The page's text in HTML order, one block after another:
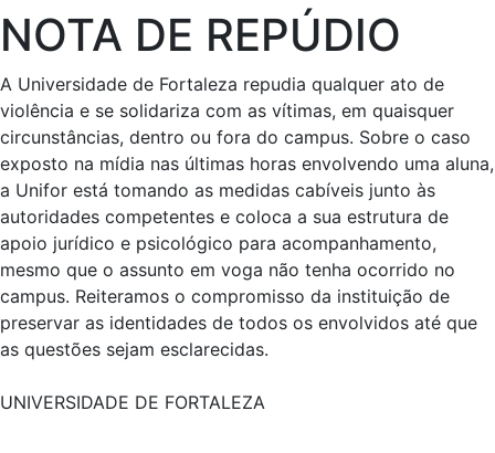
NOTA DE REPÚDIO
A Universidade de Fortaleza repudia qualquer ato de
violência e se solidariza com as vítimas, em quaisquer
circunstâncias, dentro ou fora do campus. Sobre o caso
exposto na mídia nas últimas horas envolvendo uma aluna,
a Unifor está tomando as medidas cabíveis junto às
autoridades competentes e coloca a sua estrutura de
apoio jurídico e psicológico para acompanhamento,
mesmo que o assunto em voga não tenha ocorrido no
campus. Reiteramos o compromisso da instituição de
preservar as identidades de todos os envolvidos até que
as questões sejam esclarecidas.
UNIVERSIDADE DE FORTALEZA